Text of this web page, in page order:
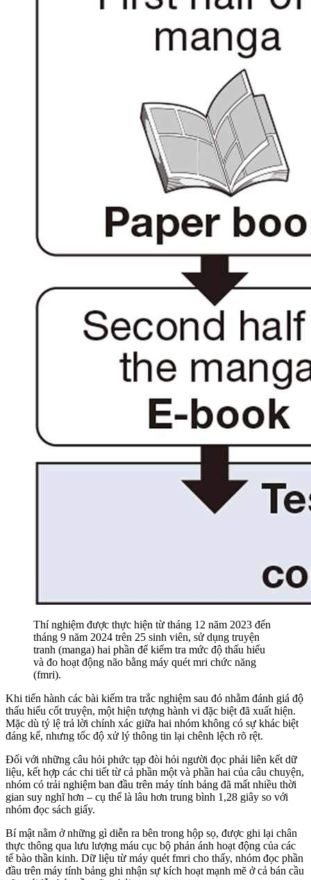
Thí nghiệm được thực hiện từ tháng 12 năm 2023 đến
tháng 9 năm 2024 trên 25 sinh viên, sử dụng truyện
tranh (manga) hai phần để kiểm tra mức độ thấu hiểu
và đo hoạt động não bằng máy quét mri chức năng
(fmri).
Khi tiến hành các bài kiểm tra trắc nghiệm sau đó nhằm đánh giá độ
thấu hiểu cốt truyện, một hiện tượng hành vi đặc biệt đã xuất hiện.
Mặc dù tỷ lệ trả lời chính xác giữa hai nhóm không có sự khác biệt
đáng kể, nhưng tốc độ xử lý thông tin lại chênh lệch rõ rệt.
Đối với những câu hỏi phức tạp đòi hỏi người đọc phải liên kết dữ
liệu, kết hợp các chi tiết từ cả phần một và phần hai của câu chuyện,
nhóm có trải nghiệm ban đầu trên máy tính bảng đã mất nhiều thời
gian suy nghĩ hơn – cụ thể là lâu hơn trung bình 1,28 giây so với
nhóm đọc sách giấy.
Bí mật nằm ở những gì diễn ra bên trong hộp sọ, được ghi lại chân
thực thông qua lưu lượng máu cục bộ phản ánh hoạt động của các
tế bào thần kinh. Dữ liệu từ máy quét fmri cho thấy, nhóm đọc phần
đầu trên máy tính bảng ghi nhận sự kích hoạt mạnh mẽ ở cả bán cầu